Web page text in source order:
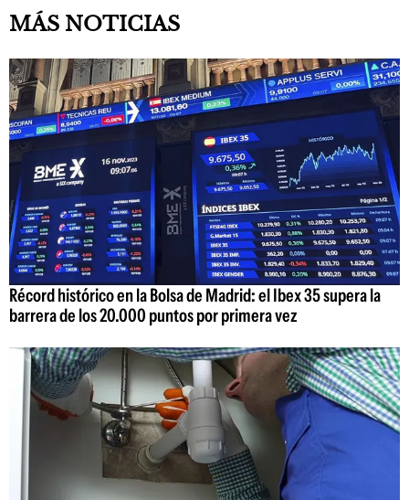
MÁS NOTICIAS
Récord histórico en la Bolsa de Madrid: el Ibex 35 supera la
barrera de los 20.000 puntos por primera vez